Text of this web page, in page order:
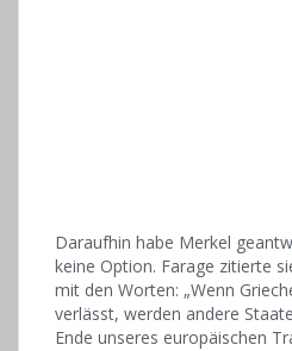
Daraufhin habe Merkel
keine Option. Farage zitierte
mit den Worten: „Wenn
verlässt, werden andere
Ende unseres europäischen